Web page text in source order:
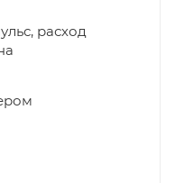
расход